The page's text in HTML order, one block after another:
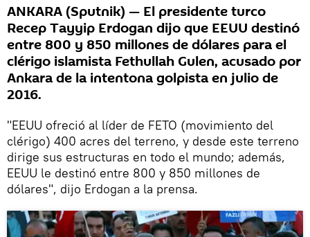
ANKARA (Sputnik) — El presidente turco
Recep Tayyip Erdogan dijo que EEUU destinó
entre 800 y 850 millones de dólares para el
clérigo islamista Fethullah Gulen, acusado por
Ankara de la intentona golpista en julio de
2016.
"EEUU ofreció al líder de FETO (movimiento del
clérigo) 400 acres del terreno, y desde este terreno
dirige sus estructuras en todo el mundo; además,
EEUU le destinó entre 800 y 850 millones de
dólares", dijo Erdogan a la prensa.